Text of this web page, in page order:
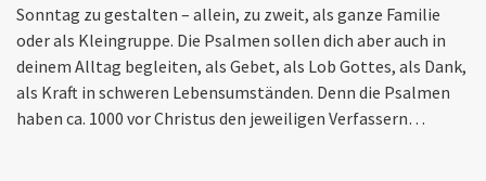
Sonntag zu gestalten – allein, zu zweit, als ganze Familie
oder als Kleingruppe. Die Psalmen sollen dich aber auch in
deinem Alltag begleiten, als Gebet, als Lob Gottes, als Dank,
als Kraft in schweren Lebensumständen. Denn die Psalmen
haben ca. 1000 vor Christus den jeweiligen Verfassern…